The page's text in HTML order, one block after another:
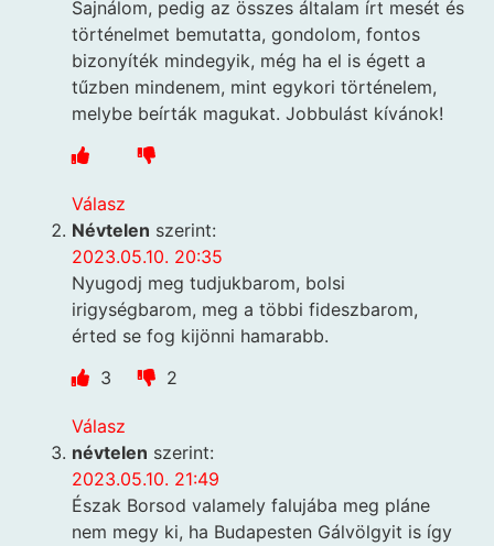
Sajnálom, pedig az összes általam írt mesét és
történelmet bemutatta, gondolom, fontos
bizonyíték mindegyik, még ha el is égett a
tűzben mindenem, mint egykori történelem,
melybe beírták magukat. Jobbulást kívánok!
Válasz
Névtelen szerint:
2023.05.10. 20:35
Nyugodj meg tudjukbarom, bolsi
irigységbarom, meg a többi fideszbarom,
érted se fog kijönni hamarabb.
3
2
Válasz
névtelen szerint:
2023.05.10. 21:49
Észak Borsod valamely falujába meg pláne
nem megy ki, ha Budapesten Gálvölgyit is így